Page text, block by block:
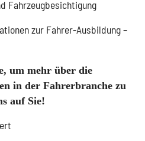
Fahrzeugbesichtigung
zur Fahrer-Ausbildung –
um mehr über die
in der Fahrerbranche zu
auf Sie!